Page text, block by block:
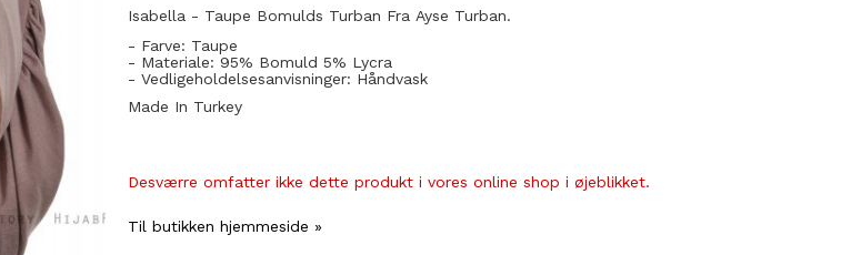
Isabella - Taupe Bomulds Turban Fra Ayse Turban.
- Farve: Taupe
- Materiale: 95% Bomuld 5% Lycra
- Vedligeholdelsesanvisninger: Håndvask
Made In Turkey
Desværre omfatter ikke dette produkt i vores online shop i øjeblikket.
Til butikken hjemmeside »